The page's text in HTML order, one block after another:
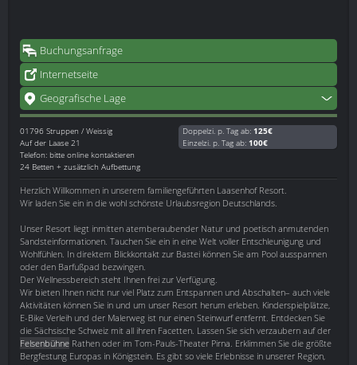
Buchungsanfrage
Internetseite
Geografische Lage
01796 Struppen / Weissig
Auf der Laase 21
Telefon: bitte online kontaktieren
24 Betten + zusätzlich Aufbettung
Doppelzi. p. Tag ab: 125€
Einzelzi. p. Tag ab: 100€
Herzlich Willkommen in unserem familiengeführten Laasenhof Resort.
Wir laden Sie ein in die wohl schönste Urlaubsregion Deutschlands.
Unser Resort liegt inmitten atemberaubender Natur und poetisch anmutenden
Sandsteinformationen. Tauchen Sie ein in eine Welt voller Entschleunigung und
Wohlfühlen. In direktem Blickkontakt zur Bastei können Sie am Pool ausspannen
oder den Barfußpad bezwingen.
Der Wellnessbereich steht Ihnen frei zur Verfügung.
Wir bieten Ihnen nicht nur viel Platz zum Entspannen und Abschalten– auch viele
Aktivitäten können Sie in und um unser Resort herum erleben. Kinderspielplätze,
E-Bike Verleih und der Malerweg ist nur einen Steinwurf entfernt. Entdecken Sie
die Sächsische Schweiz mit all ihren Facetten. Lassen Sie sich verzaubern auf der
Felsenbühne Rathen oder im Tom-Pauls-Theater Pirna. Erklimmen Sie die größte
Bergfestung Europas in Königstein. Es gibt so viele Erlebnisse in unserer Region,